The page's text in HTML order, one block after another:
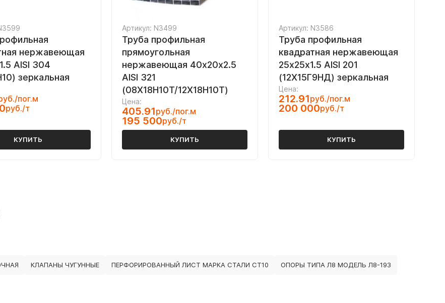
нержавеющая
AISI 304
зеркальная
пог.м
руб./т
КУПИТЬ
Артикул: N3499
Труба профильная
прямоугольная
нержавеющая 40х20х2.5
AISI 321
(08Х18Н10Т/12Х18Н10Т)
Цена:
405.91руб./пог.м
195 500руб./т
КУПИТЬ
Артикул: N3586
Труба профильная
квадратная нержавеющая
25х25х1.5 AISI 201
(12Х15Г9НД) зеркальная
Цена:
212.91руб./пог.м
200 000руб./т
КУПИТЬ
КЛАПАНЫ ЧУГУННЫЕ ПЕРФОРИРОВАННЫЙ ЛИСТ МАРКА СТАЛИ СТ10 ОПОРЫ ТИПА Л8 МОДЕЛЬ Л8-193